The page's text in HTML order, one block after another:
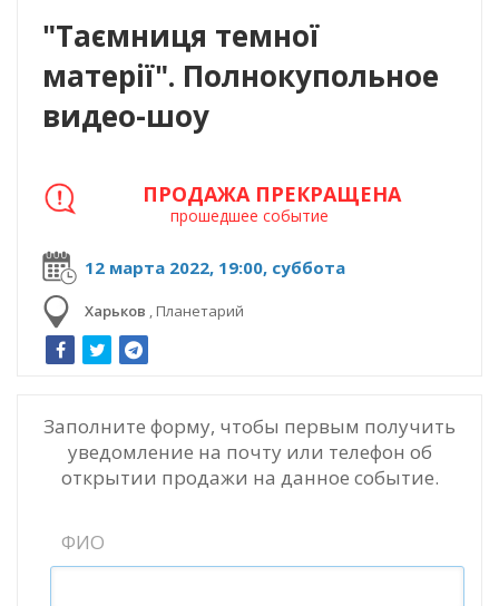
"Таємниця темної
матерії". Полнокупольное
видео-шоу
12 марта 2022, 19:00, суббота
Харьков , Планетарий
ПРОДАЖА ПРЕКРАЩЕНА
прошедшее событие
Заполните форму, чтобы первым получить
уведомление на почту или телефон об
открытии продажи на данное событие.
ФИО